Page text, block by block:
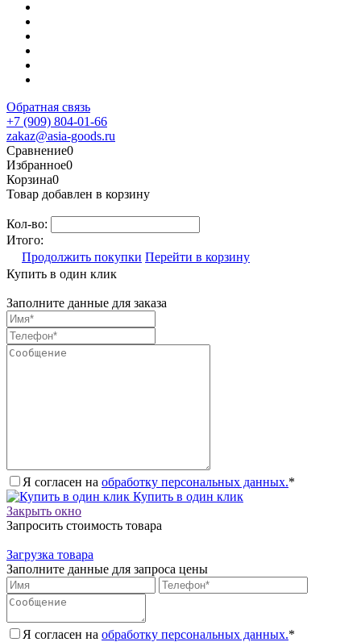
Обратная связь
+7 (909) 804-01-66
zakaz@asia-goods.ru
Сравнение0
Избранное0
Корзина0
Товар добавлен в корзину
Кол-во:
Итого:
Продолжить покупки Перейти в корзину
Купить в один клик
Заполните данные для заказа
Я согласен на обработку персональных данных.*
Купить в один клик
Закрыть окно
Запросить стоимость товара
Загрузка товара
Заполните данные для запроса цены
Я согласен на обработку персональных данных.*